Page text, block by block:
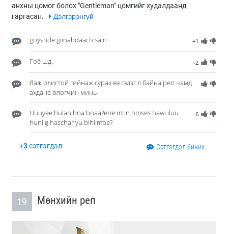
анхны цомог болох "Gentleman" цомгийг худалдаанд
гаргасан.
Дэлгэрэнгүй
+1
goyshde giinahdaach sain
+2
Гоё шд.
Яаж олигтой гийнаж сурах вэ гэдэг л байна реп чамд
ахдана өлөгчин минь
-6
Uuuyee hulan hna bnaa?ene mtin hmses hawi iluu
huniig haschar yu blhiimbe?
+3сэтгэгдэл Сэтгэгдэл бичих
19 Мөнхийн реп